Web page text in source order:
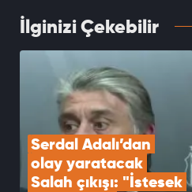
İlginizi Çekebilir
Serdal Adalı’dan
olay yaratacak
Salah çıkışı: "İstesek